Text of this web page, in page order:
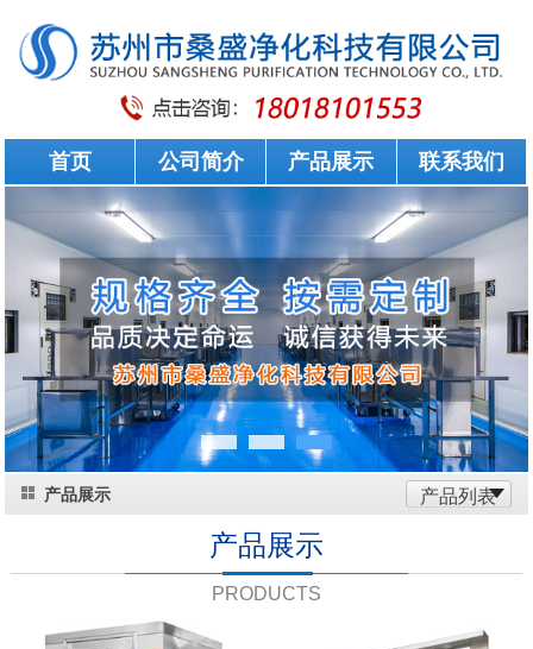
首页 公司简介 产品展示 联系我们
产品展示 产品列表
产品展示
PRODUCTS